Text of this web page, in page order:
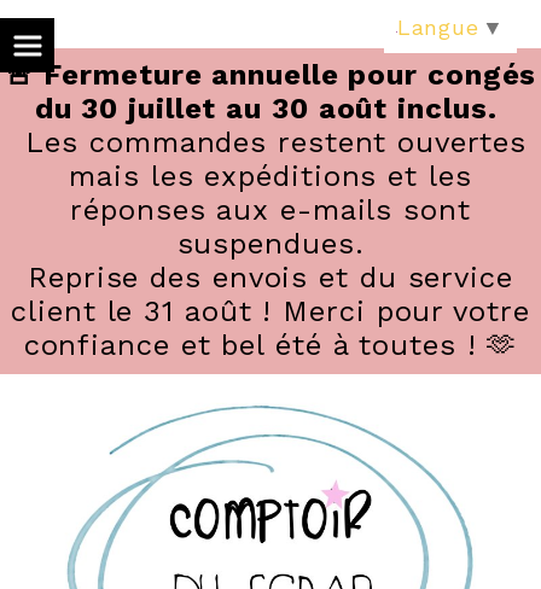
🚨 Fermeture annuelle pour congés
du 30 juillet au 30 août inclus.
Les commandes restent ouvertes
mais les expéditions et les
réponses aux e-mails sont
suspendues.
Reprise des envois et du service
client le 31 août ! Merci pour votre
confiance et bel été à toutes ! 🫶
Langue ▼